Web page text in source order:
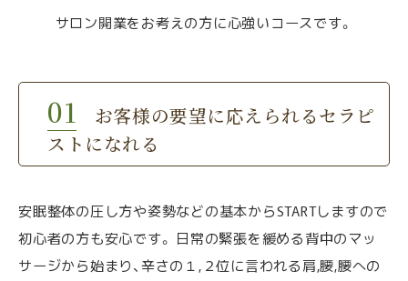
サロン開業をお考えの方に心強いコースです。
お客様の要望に応えられるセラピ
ストになれる
安眠整体の圧し方や姿勢などの基本からSTARTしますので
初心者の方も安心です。 日常の緊張を緩める背中のマッ
サージから始まり、辛さの１,２位に言われる肩,腰,腰への